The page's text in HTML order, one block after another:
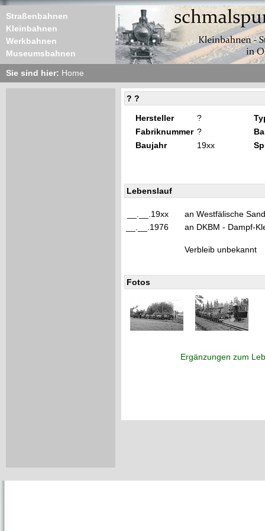
Straßenbahnen
Kleinbahnen
Werkbahnen
Museumsbahnen
Sie sind hier: Home
? ?
Hersteller ?
Fabriknummer ?
Baujahr
19xx
Lebenslauf
__.__.19xx
an Westfälische
__.__.1976
an DKBM - Dampf-
Verbleib unbekannt
Fotos
Ergänzungen zum